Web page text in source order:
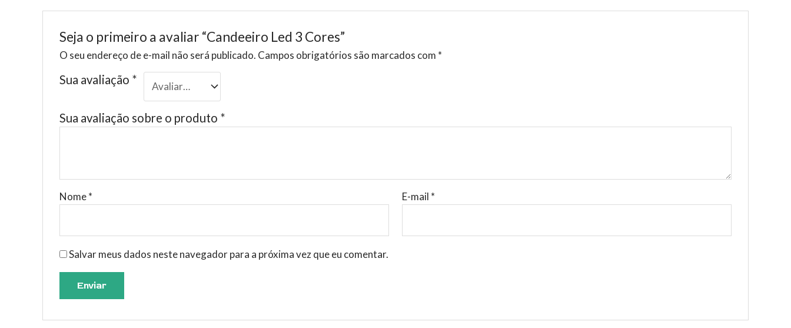
Seja o primeiro a avaliar “Candeeiro Led 3 Cores”
O seu endereço de e-mail não será publicado. Campos obrigatórios são marcados com *
Sua avaliação *
Sua avaliação sobre o produto *
Nome* E-mail *
Salvar meus dados neste navegador para a próxima vez que eu comentar.